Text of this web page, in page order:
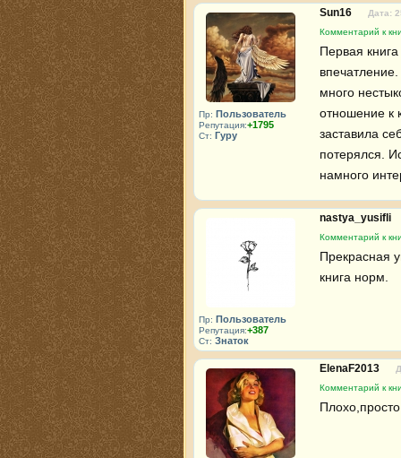
Пр: Пользователь
Репутация:+1795
Ст: Гуру
Sun16
Дата:
Комментарий к
Первая
много
отношение к
заставила
потерялся.
намного
Пр: Пользователь
Репутация:+387
Ст: Знаток
nastya_yusifli
Комментарий к
Прекрасная
книга норм.
ElenaF2013
Комментарий к